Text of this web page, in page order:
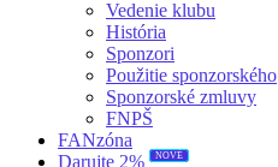
Vedenie klubu
História
Sponzori
Použitie sponzorského
Sponzorské zmluvy
FNPŠ
FANzóna
Darujte 2%
NOVÉ